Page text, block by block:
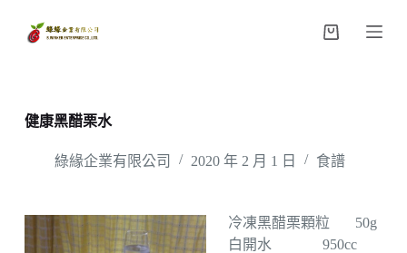
跳
至
容
購
健康黑醋栗水
綠緣企業有限公司 2020 年 2 月 1 日 食譜
冷凍黑醋栗顆粒 50g
白開水 950cc